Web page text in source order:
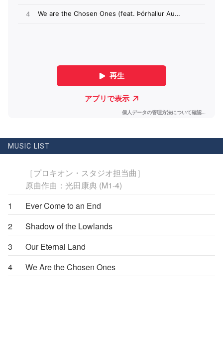
MUSIC LIST
［プロキオン・スタジオ担当曲］
原曲作曲：光田康典 (M1-4)
1
Ever Come to an End
2
Shadow of the Lowlands
3
Our Eternal Land
4
We Are the Chosen Ones